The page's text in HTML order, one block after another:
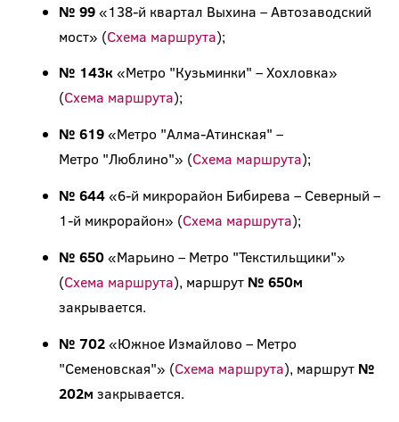
№ 99«138-й квартал Выхина – Автозаводский
мост» (Схема маршрута);
№ 143к«Метро "Кузьминки" – Хохловка»
(Схема маршрута);
№ 619«Метро "Алма-Атинская" –
Метро "Люблино"» (Схема маршрута);
№ 644«6-й микрорайон Бибирева – Северный –
1-й микрорайон» (Схема маршрута);
№ 650«Марьино – Метро "Текстильщики"»
(Схема маршрута), маршрут № 650м
закрывается.
№ 702«Южное Измайлово – Метро
"Семеновская"» (Схема маршрута), маршрут №
202м закрывается.